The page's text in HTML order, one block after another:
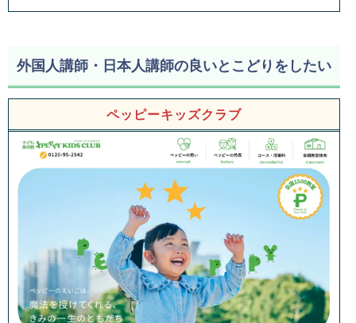
外国人講師・日本人講師の良いとこどりをしたい
ペッピーキッズクラブ